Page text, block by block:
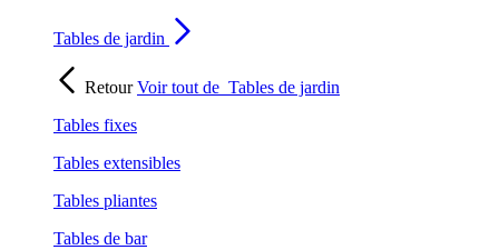
Tables de jardin
RetourVoir tout de Tables de jardin
Tables fixes
Tables extensibles
Tables pliantes
Tables de bar